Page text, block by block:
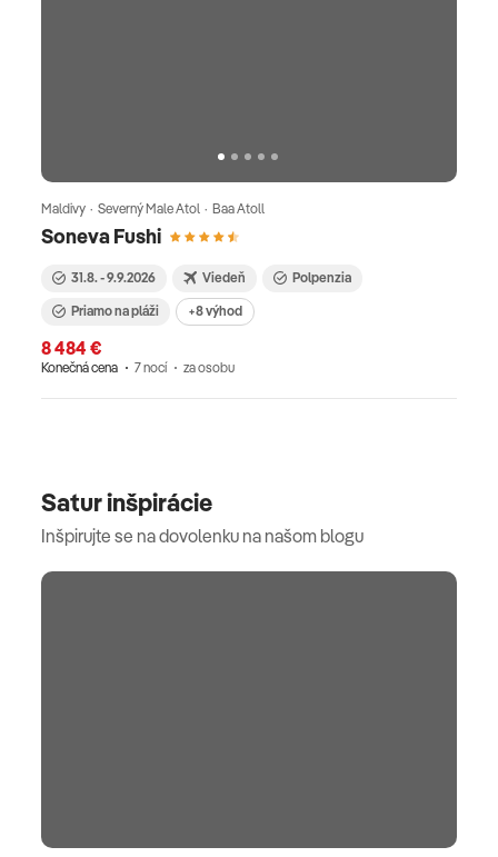
Soneva Fushi
Maldivy · Severný Male Atol · Baa Atoll
31.8. - 9.9.2026 Viedeň
Polpenzia
Priamo na pláži
+8 výhod
8 484 €
Konečná cena 7 nocí za osobu
Satur inšpirácie
Inšpirujte se na dovolenku na našom blogu